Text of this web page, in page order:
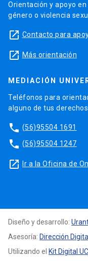
Orientación y apoyo
género o violencia
launch Contacto para
launch Más orientación
MEDIACIÓN
Teléfonos para
alguno de tus
phone (56)95504 1691
phone (56)95504 1247
launch Ir a la Oficina de
Diseño y desarrollo:
Asesoría: Dirección Digital
Utilizando el Kit Digital UC